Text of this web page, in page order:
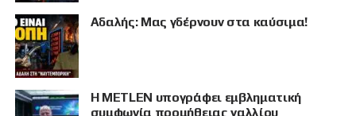
Αδαλής: Μας γδέρνουν στα καύσιμα!
Η METLEN υπογράφει εμβληματική
συμφωνία προμήθειας γαλλίου